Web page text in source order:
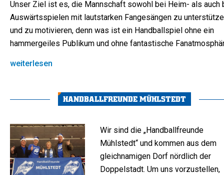
Unser Ziel ist es, die Mannschaft sowohl bei Heim- als auch
Auswärtsspielen mit lautstarken Fangesängen zu
und zu motivieren, denn was ist ein Handballspiel ohne ein
hammergeiles Publikum und ohne fantastische
weiterlesen
HANDBALLFREUNDE MÜHLSTEDT
Wir sind die „Handballfreunde
Mühlstedt“ und kommen aus dem
gleichnamigen Dorf nördlich der
Doppelstadt. Um uns vorzustellen,